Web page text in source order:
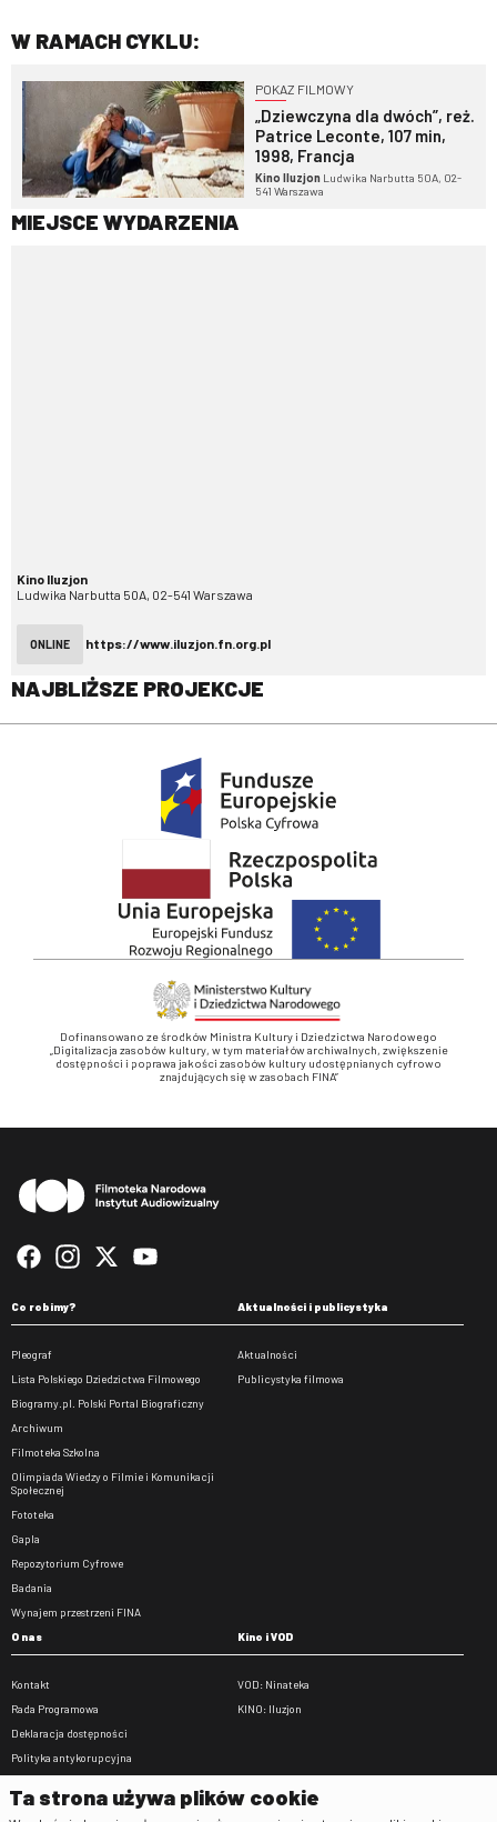
W RAMACH CYKLU:
POKAZ FILMOWY
„Dziewczyna dla dwóch”, reż.
Patrice Leconte, 107 min,
1998, Francja
Kino Iluzjon Ludwika Narbutta 50A, 02-
541 Warszawa
MIEJSCE WYDARZENIA
Kino Iluzjon
Ludwika Narbutta 50A, 02-541 Warszawa
ONLINE https://www.iluzjon.fn.org.pl
NAJBLIŻSZE PROJEKCJE
Dofinansowano ze środków Ministra Kultury i Dziedzictwa Narodowego
„Digitalizacja zasobów kultury, w tym materiałów archiwalnych, zwiększenie
dostępności i poprawa jakości zasobów kultury udostępnianych cyfrowo
znajdujących się w zasobach FINA”
Co robimy?
Pleograf
Lista Polskiego Dziedzictwa Filmowego
Biogramy.pl. Polski Portal Biograficzny
Archiwum
Filmoteka Szkolna
Olimpiada Wiedzy o Filmie i Komunikacji
Społecznej
Fototeka
Gapla
Repozytorium Cyfrowe
Badania
Wynajem przestrzeni FINA
Aktualności i publicystyka
Aktualności
Publicystyka filmowa
O nas
Kontakt
Rada Programowa
Deklaracja dostępności
Polityka antykorupcyjna
Zamówienia publiczne
Kino i VOD
VOD: Ninateka
KINO: Iluzjon
Ta strona używa plików cookie